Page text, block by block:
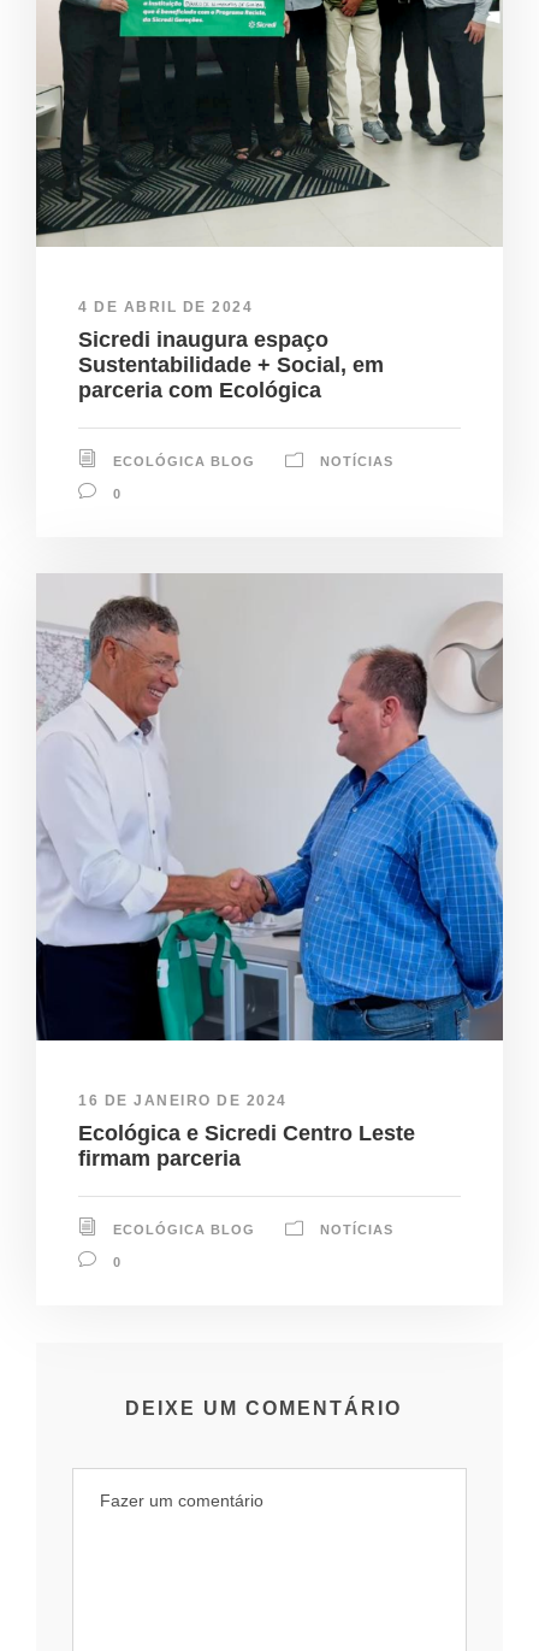
4 DE ABRIL DE 2024
Sicredi inaugura espaço
Sustentabilidade + Social, em
parceria com Ecológica
ECOLÓGICA BLOG NOTÍCIAS
0
16 DE JANEIRO DE 2024
Ecológica e Sicredi Centro Leste
firmam parceria
ECOLÓGICA BLOG NOTÍCIAS
0
DEIXE UM COMENTÁRIO